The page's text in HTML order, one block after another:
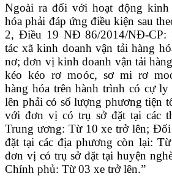
Ngoài ra đối với hoạt động kinh
hóa phải đáp ứng điều kiện sau
2, Điều 19 NĐ 86/2014/NĐ-CP:
tác xã kinh doanh vận tải hàng
nơ; đơn vị kinh doanh vận tải
kéo kéo rơ moóc, sơ mi rơ
hàng hóa trên hành trình có cự
lên phải có số lượng phương tiện
với đơn vị có trụ sở đặt tại các
Trung ương: Từ 10 xe trở lên;
đặt tại các địa phương còn lại:
đơn vị có trụ sở đặt tại huyện
Chính phủ: Từ 03 xe trở lên.”